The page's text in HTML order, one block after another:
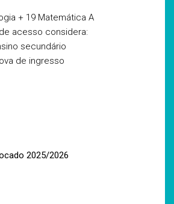
+ 19 Matemática A
acesso considera:
secundário
de ingresso
2025/2026